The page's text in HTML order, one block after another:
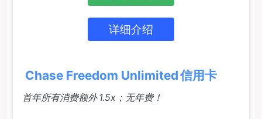
详细介绍
Chase Freedom Unlimited 信用卡
首年所有消费额外 1.5x；无年费！